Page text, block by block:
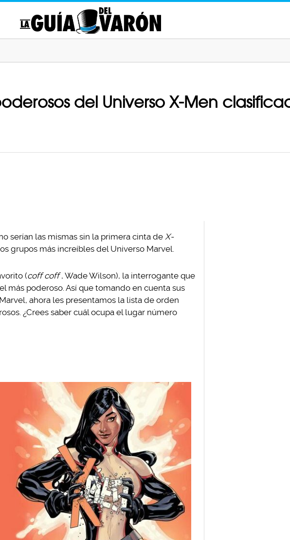
del Universo X-Men
serían las mismas sin la primera cinta de X-
grupos más increíbles del Universo Marvel.
(coff coff , Wade Wilson), la interrogante que
más poderoso. Así que tomando en cuenta sus
ahora les presentamos la lista de orden
¿Crees saber cuál ocupa el lugar número